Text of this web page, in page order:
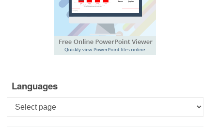
Languages
Languages